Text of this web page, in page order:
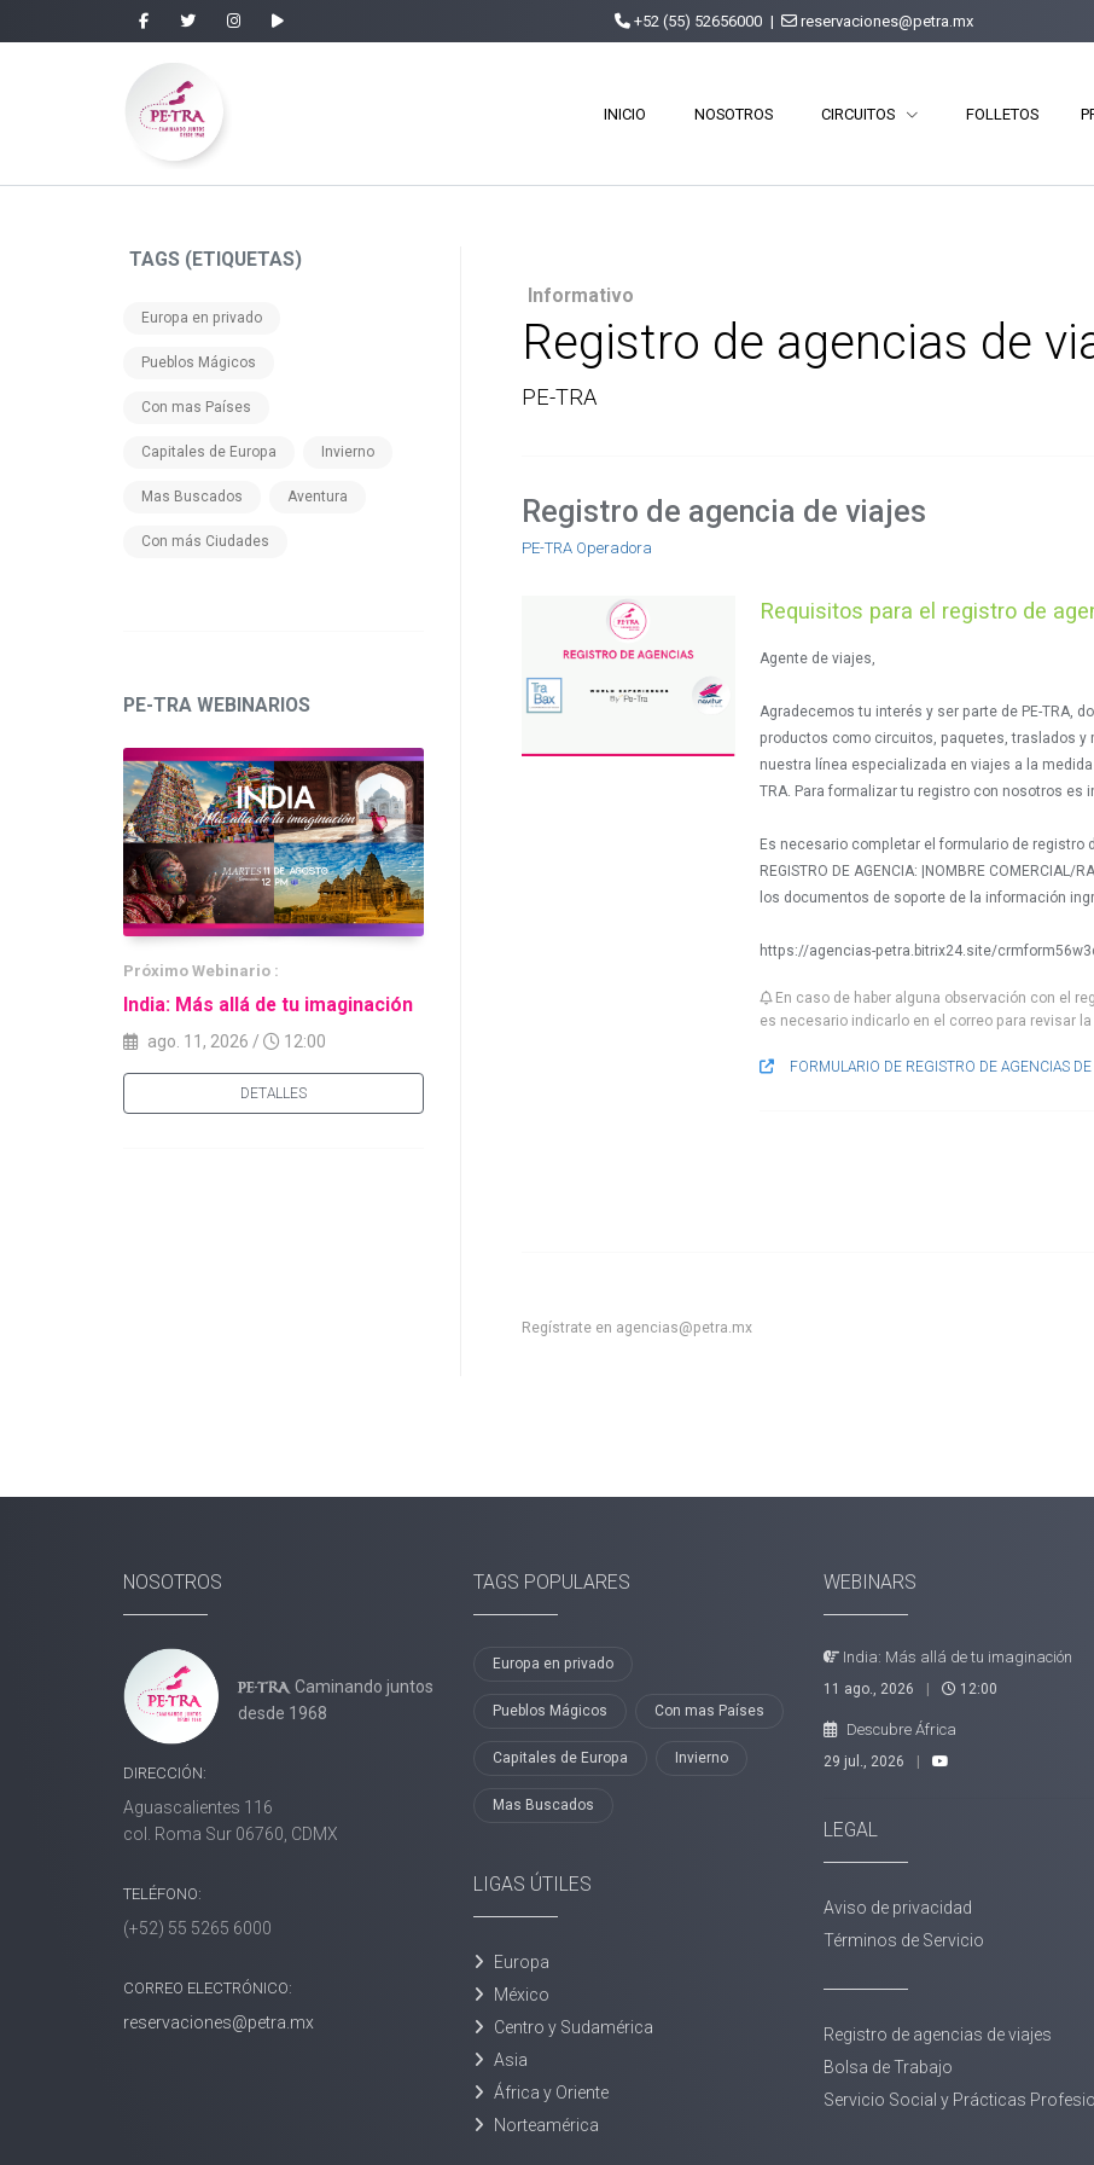
+52 (55) 52656000 | reservaciones@petra.mx
INICIO NOSOTROS CIRCUITOS FOLLETOS
Informativo
Registro de agencias de
PE-TRA
Registro de agencia de viajes
PE-TRA Operadora
Requisitos para el registro de
Agente de viajes,
Agradecemos tu interés y ser parte de PE-TRA,
productos como circuitos, paquetes, traslados y
nuestra línea especializada en viajes a la
TRA. Para formalizar tu registro con nosotros es
Es necesario completar el formulario de registro
REGISTRO DE AGENCIA: |NOMBRE
los documentos de soporte de la información
https://agencias-petra.bitrix24.site/
En caso de haber alguna observación con el
es necesario indicarlo en el correo para revisar
FORMULARIO DE REGISTRO DE AGENCIAS DE
Regístrate en agencias@petra.mx
TAGS (ETIQUETAS)
Europa en privado
Pueblos Mágicos
Con mas Países
Capitales de Europa Invierno
Mas Buscados Aventura
Con más Ciudades
PE-TRA WEBINARIOS
Próximo Webinario :
India: Más allá de tu imaginación
ago. 11, 2026 / 12:00
DETALLES
NOSOTROS
Caminando juntos
desde 1968
DIRECCIÓN:
Aguascalientes 116
col. Roma Sur 06760, CDMX
TELÉFONO:
(+52) 55 5265 6000
CORREO ELECTRÓNICO:
reservaciones@petra.mx
TAGS POPULARES
Europa en privado
Pueblos Mágicos Con mas Países
Capitales de Europa Invierno
Mas Buscados
LIGAS ÚTILES
Europa
México
Centro y Sudamérica
Asia
África y Oriente
Norteamérica
WEBINARS
India: Más allá de tu imaginación
11 ago., 2026 12:00
Descubre África
29 jul., 2026
LEGAL
Aviso de privacidad
Términos de Servicio
Registro de agencias de viajes
Bolsa de Trabajo
Servicio Social y Prácticas